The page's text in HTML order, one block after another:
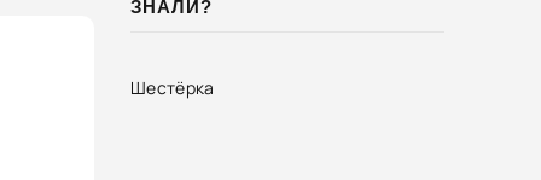
ЗНАЛИ?
Шестёрка